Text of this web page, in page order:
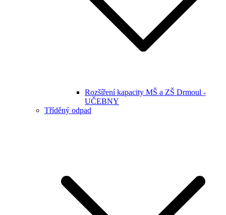
Rozšíření kapacity MŠ a ZŠ Drmoul -
UČEBNY
Tříděný odpad